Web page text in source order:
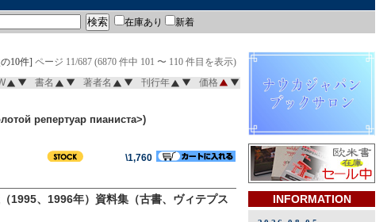
在庫あり 新着
10件] ページ 11/687 (6870 件中 101 〜 110 件目を表示)
書名 著者名 刊行年 価格
репертуар пианиста>)
\1,760
、1996年）資料集（古書、ヴィテプス
INFORMATION